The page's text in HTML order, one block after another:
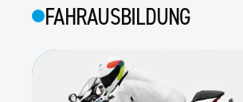
FAHRAUSBILDUNG